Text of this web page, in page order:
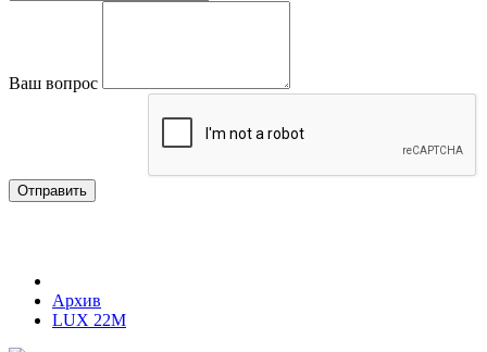
Ваш вопрос
Отправить
Архив
LUX 22M